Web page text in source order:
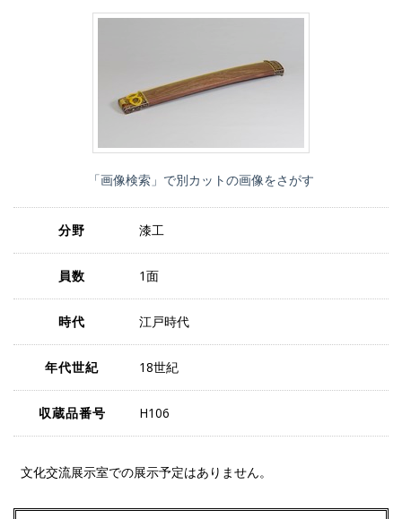
「画像検索」で別カットの画像をさがす
分野 漆工
員数 1面
時代 江戸時代
年代世紀 18世紀
収蔵品番号 H106
文化交流展示室での展示予定はありません。